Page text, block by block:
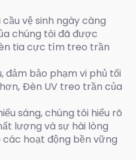
vệ sinh ngày càng
chúng tôi đã được
tia cực tím treo trần
đảm bảo phạm vi phủ tối
Đèn UV treo trần của
sáng, chúng tôi hiểu rõ
lượng và sự hài lòng
hoạt động bền vững